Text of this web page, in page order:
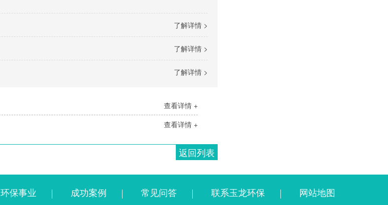
了解详情 >
了解详情 >
了解详情 >
查看详情 +
查看详情 +
返回列表
环保事业 成功案例 常见问答 联系玉龙环保 网站地图